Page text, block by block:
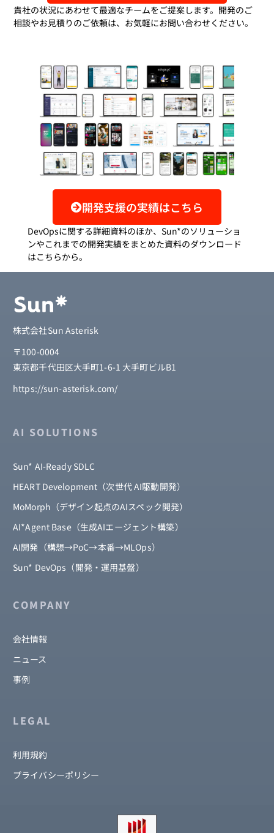
貴社の状況にあわせて最適なチームをご提案します。開発のご
相談やお見積りのご依頼は、お気軽にお問い合わせください。
開発支援の実績はこちら
DevOpsに関する詳細資料のほか、Sun*のソリューショ
ンやこれまでの開発実績をまとめた資料のダウンロード
はこちらから。
株式会社Sun Asterisk
〒100-0004
東京都千代田区大手町1-6-1 大手町ビルB1
https://sun-asterisk.com/
AI SOLUTIONS
Sun* AI-Ready SDLC
HEART Development（次世代 AI駆動開発）
MoMorph（デザイン起点のAIスペック開発）
AI*Agent Base（生成AIエージェント構築）
AI開発（構想→PoC→本番→MLOps）
Sun* DevOps（開発・運用基盤）
COMPANY
会社情報
ニュース
事例
LEGAL
利用規約
プライバシーポリシー